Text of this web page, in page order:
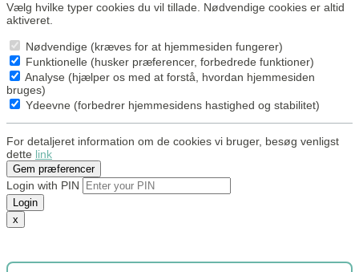
Vælg hvilke typer cookies du vil tillade. Nødvendige cookies er altid
aktiveret.
Nødvendige (kræves for at hjemmesiden fungerer)
Funktionelle (husker præferencer, forbedrede funktioner)
Analyse (hjælper os med at forstå, hvordan hjemmesiden
bruges)
Ydeevne (forbedrer hjemmesidens hastighed og stabilitet)
For detaljeret information om de cookies vi bruger, besøg venligst
dette link
Gem præferencer
Login with PIN
Login
x